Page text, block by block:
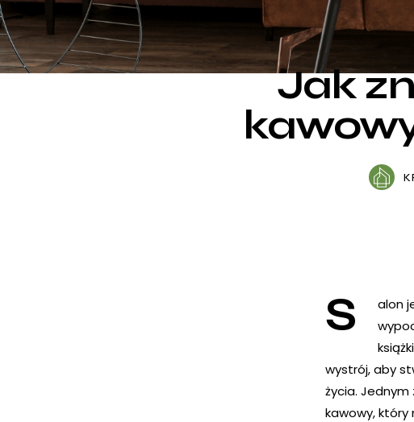
Jak
S
alon
wystrój, aby
życia.
kawowy,